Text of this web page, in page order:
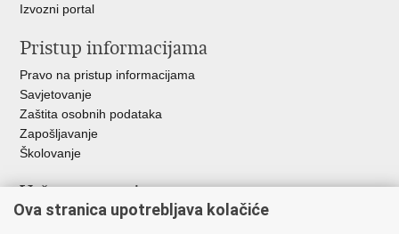
Izvozni portal
Pristup informacijama
Pravo na pristup informacijama
Savjetovanje
Zaštita osobnih podataka
Zapošljavanje
Školovanje
Važne poveznice
Ministarstvo unutarnjih poslova
Ova stranica upotrebljava kolačiće